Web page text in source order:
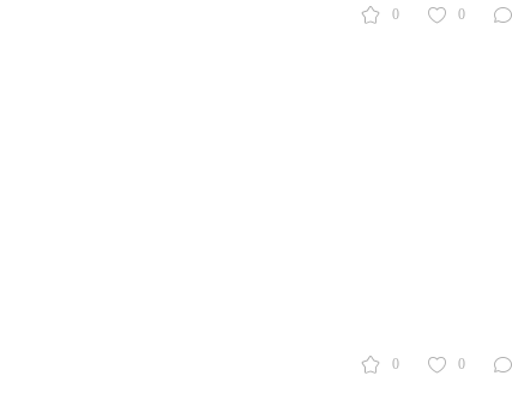
0 0
0 0